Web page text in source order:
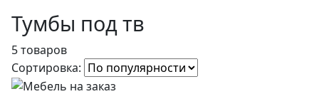
Тумбы под тв
5 товаров
Сортировка: